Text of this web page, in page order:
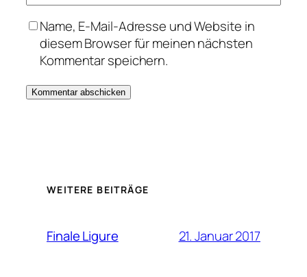
Name, E-Mail-Adresse und Website in
diesem Browser für meinen nächsten
Kommentar speichern.
WEITERE BEITRÄGE
Finale Ligure 21. Januar 2017